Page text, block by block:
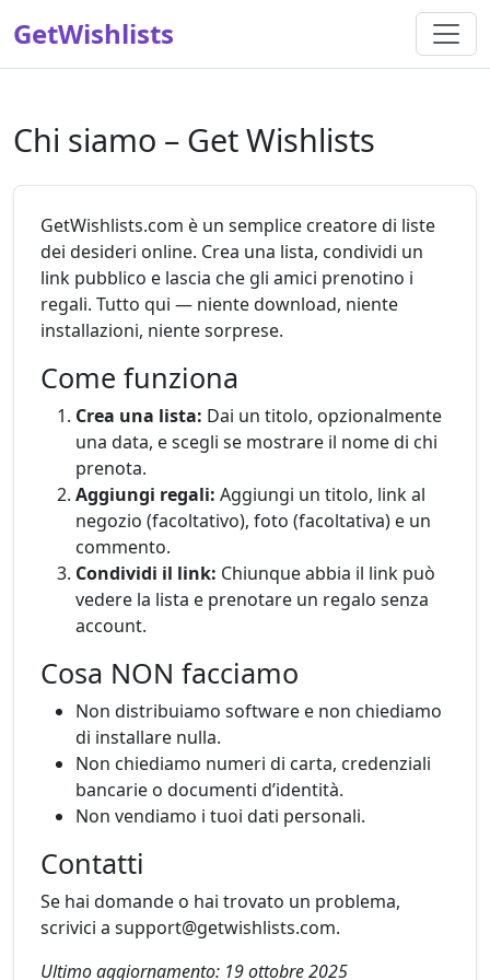
GetWishlists
Chi siamo – Get Wishlists
GetWishlists.com è un semplice creatore di liste
dei desideri online. Crea una lista, condividi un
link pubblico e lascia che gli amici prenotino i
regali. Tutto qui — niente download, niente
installazioni, niente sorprese.
Come funziona
Crea una lista: Dai un titolo, opzionalmente
una data, e scegli se mostrare il nome di chi
prenota.
Aggiungi regali: Aggiungi un titolo, link al
negozio (facoltativo), foto (facoltativa) e un
commento.
Condividi il link: Chiunque abbia il link può
vedere la lista e prenotare un regalo senza
account.
Cosa NON facciamo
Non distribuiamo software e non chiediamo
di installare nulla.
Non chiediamo numeri di carta, credenziali
bancarie o documenti d’identità.
Non vendiamo i tuoi dati personali.
Contatti
Se hai domande o hai trovato un problema,
scrivici a support@getwishlists.com.
Ultimo aggiornamento: 19 ottobre 2025